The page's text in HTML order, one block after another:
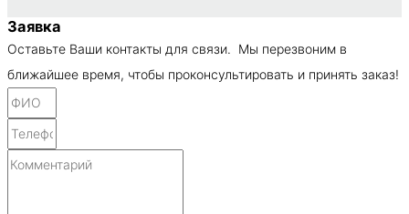
Заявка
Оставьте Ваши контакты для связи. Мы перезвоним в
ближайшее время, чтобы проконсультировать и принять заказ!